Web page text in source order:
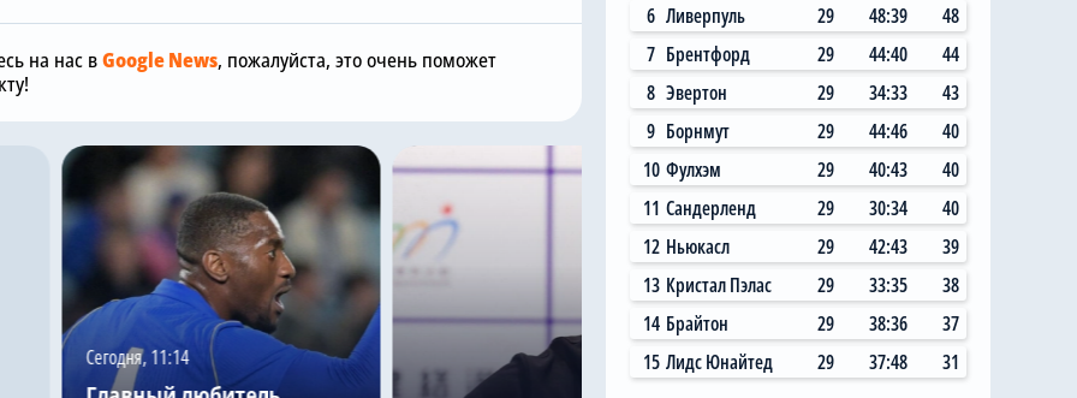
на нас вGoogle News, пожалуйста, это очень поможет
Сегодня, 11:14
Сегодня, 07:30
6 Ливерпуль 29 48:39
48
7 Брентфорд 29 44:40
44
8 Эвертон 29 34:33
43
9 Борнмут 29 44:46
40
10 Фулхэм 29 40:43
40
11 Сандерленд 29 30:34
40
12 Ньюкасл 29 42:43
39
13 Кристал Пэлас 29 33:35
38
14 Брайтон 29 38:36
37
15 Лидс Юнайтед 29 37:48 31